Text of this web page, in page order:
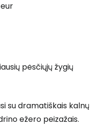
pėsčiųjų žygių
su dramatiškais kalnų
ežero peizažais.